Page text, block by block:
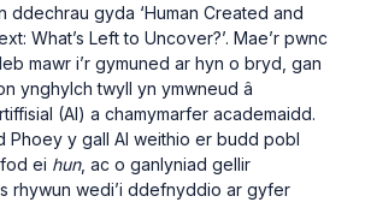
ddechrau gyda ‘Human Created and
What’s Left to Uncover?’. Mae’r pwnc
mawr i’r gymuned ar hyn o bryd, gan
ynghylch twyll yn ymwneud â
(AI) a chamymarfer academaidd.
Phoey y gall AI weithio er budd pobl
ei hun, ac o ganlyniad gellir
rhywun wedi’i ddefnyddio ar gyfer